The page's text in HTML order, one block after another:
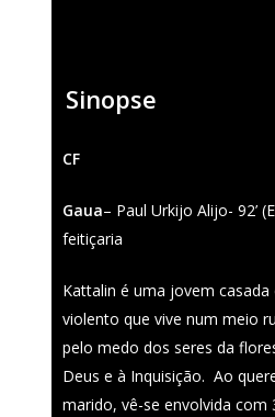
Sinopse
CF
Gaua– Paul Urkijo Alijo- 92’
feitiçaria
Kattalin é uma jovem
violento que vive num meio
pelo medo dos seres da
Deus e à Inquisição. Ao
marido, vê-se envolvida com